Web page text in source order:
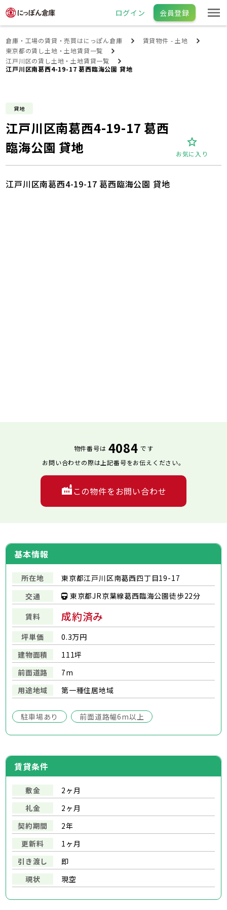
ログイン 会員登録
倉庫・工場の賃貸・売買はにっぽん倉庫
賃貸物件 - 土地
東京都の賃し土地・土地賃貸一覧
江戸川区の賃し土地・土地賃貸一覧
江戸川区南葛西4-19-17 葛西臨海公園 貸地
貸地
江戸川区南葛西4-19-17 葛西
臨海公園 貸地
お気に入り
基本情報
所在地
東京都江戸川区南葛西四丁目19-17
交通
東京都JR京葉線葛西臨海公園徒歩22分
賃料 成約済み
坪単価
0.3万円
建物面積
111坪
前面道路
7m
用途地域
第一種住居地域
駐車場あり 前面道路幅6m以上
江戸川区南葛西4-19-17 葛西臨海公園 貸地
物件番号は 4084 です
お問い合わせの際は上記番号をお伝えください。
この物件をお問い合わせ
賃貸条件
敷金
2ヶ月
礼金
2ヶ月
契約期間
2年
更新料
1ヶ月
引き渡し
即
現状
現空